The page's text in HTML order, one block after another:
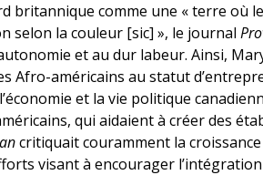
britannique comme une « terre où
selon la couleur [sic] », le journal
et au dur labeur. Ainsi,
Afro-américains au statut
et la vie politique
qui aidaient à créer des
critiquait couramment la
visant à encourager